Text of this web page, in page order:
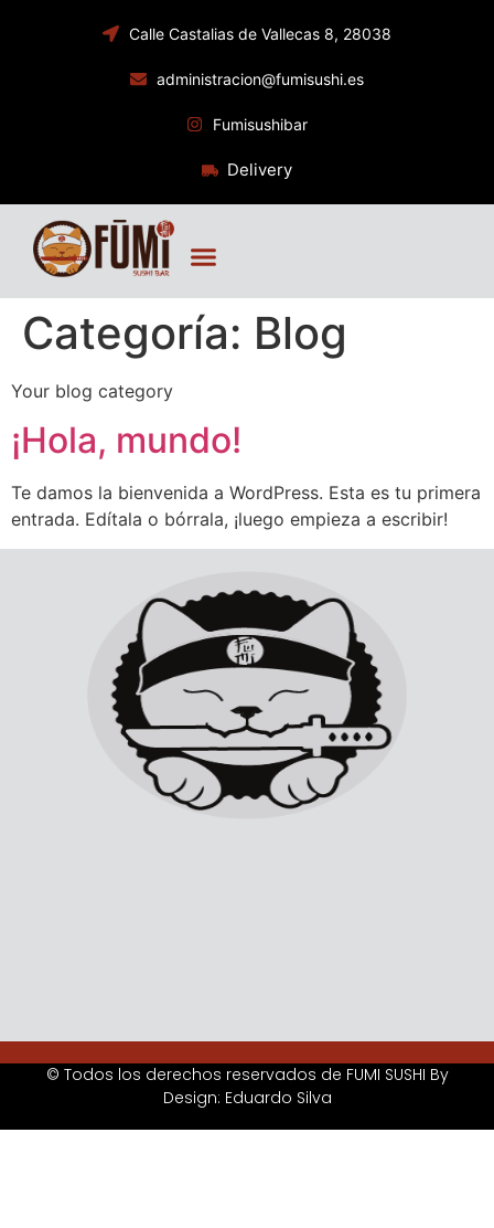
Calle Castalias de Vallecas 8, 28038
administracion@fumisushi.es
Fumisushibar
Delivery
Categoría: Blog
Your blog category
¡Hola, mundo!
Te damos la bienvenida a WordPress. Esta es tu primera
entrada. Edítala o bórrala, ¡luego empieza a escribir!
© Todos los derechos reservados de FUMI SUSHI By
Design: Eduardo Silva